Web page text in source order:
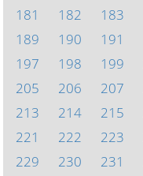
181
182 183
189
190 191
197
198 199
205
206 207
213
214 215
221
222 223
229
230 231